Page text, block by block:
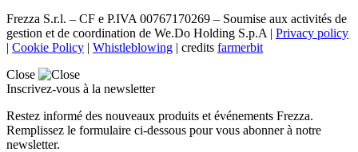
Frezza S.r.l. – CF e P.IVA 00767170269 – Soumise aux activités de
gestion et de coordination de We.Do Holding S.p.A | Privacy policy
| Cookie Policy | Whistleblowing | credits farmerbit
Close
Inscrivez-vous à la newsletter
Restez informé des nouveaux produits et événements Frezza.
Remplissez le formulaire ci-dessous pour vous abonner à notre
newsletter.